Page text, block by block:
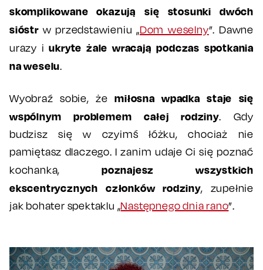
skomplikowane okazują się stosunki dwóch
sióstrw przedstawieniu „Dom weselny”. Dawne
urazy iukryte żale wracają podczas spotkania
na weselu.
Wyobraź sobie, żemiłosna wpadka staje się
wspólnym problemem całej rodziny. Gdy
budzisz się w czyimś łóżku, chociaż nie
pamiętasz dlaczego. I zanim udaje Ci się poznać
kochanka, poznajesz wszystkich
ekscentrycznych członków rodziny, zupełnie
jak bohater spektaklu „Następnego dnia rano”.